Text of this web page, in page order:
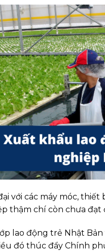
với các máy móc,
thậm chí còn chưa đạt
lao động trẻ Nhật
đó thúc đẩy Chính